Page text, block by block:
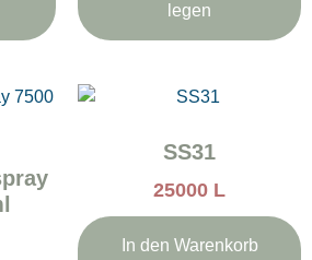
legen
SS31
25000 L
In den Warenkorb